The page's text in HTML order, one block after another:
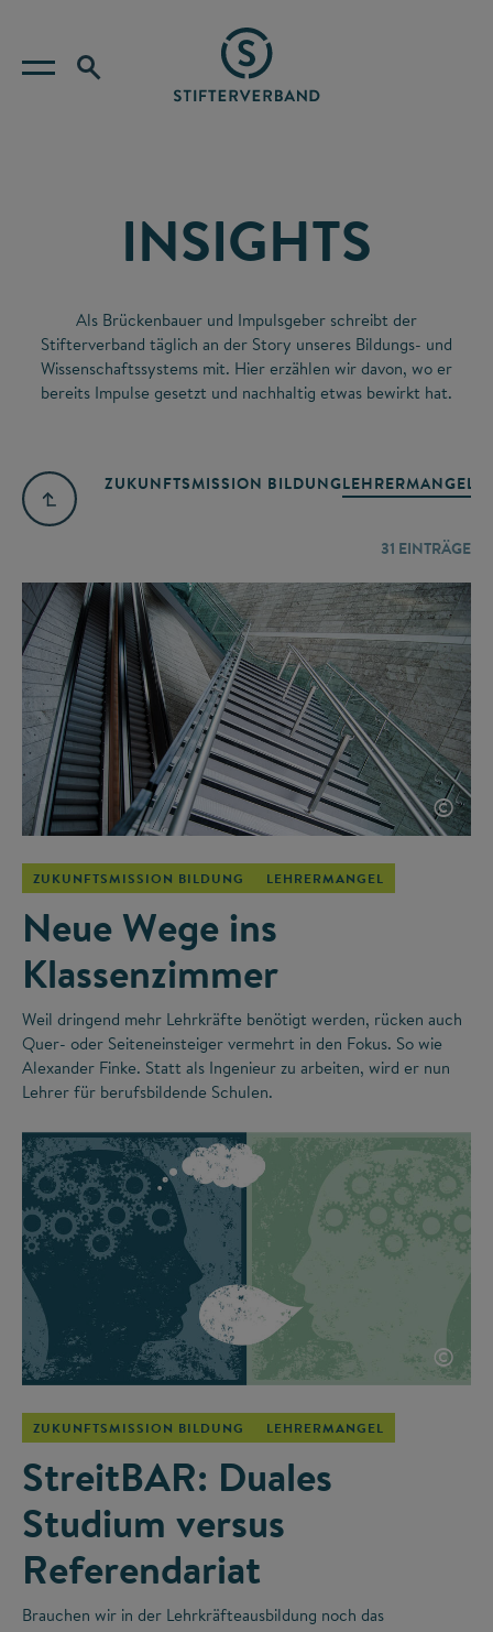
INSIGHTS
Als Brückenbauer und Impulsgeber schreibt der
Stifterverband täglich an der Story unseres Bildungs- und
Wissenschaftssystems mit. Hier erzählen wir davon, wo er
bereits Impulse gesetzt und nachhaltig etwas bewirkt hat.
ZUKUNFTSMISSION BILDUNGLEHRERMANGEL
31 EINTRÄGE
©
ZUKUNFTSMISSION BILDUNG LEHRERMANGEL
Neue Wege ins
Klassenzimmer
Weil dringend mehr Lehrkräfte benötigt werden, rücken auch
Quer- oder Seiteneinsteiger vermehrt in den Fokus. So wie
Alexander Finke. Statt als Ingenieur zu arbeiten, wird er nun
Lehrer für berufsbildende Schulen.
©
ZUKUNFTSMISSION BILDUNG LEHRERMANGEL
StreitBAR: Duales
Studium versus
Referendariat
Brauchen wir in der Lehrkräfteausbildung noch das